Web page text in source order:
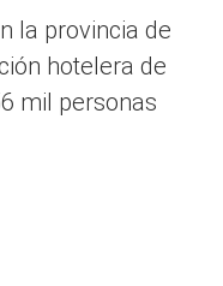
la provincia de
hotelera de
mil personas